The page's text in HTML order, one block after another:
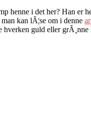
henne i det her? Han er
kan lÃ¦se om i denne
guld eller